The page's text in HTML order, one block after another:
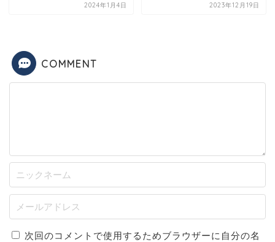
2024年1月4日 2023年12月19日
COMMENT
次回のコメントで使用するためブラウザーに自分の名